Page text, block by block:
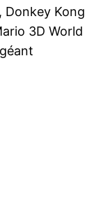
Donkey Kong
3D World